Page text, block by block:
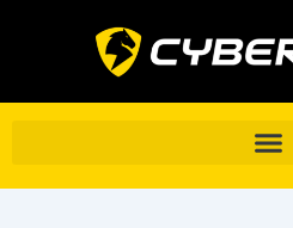
conteúdo